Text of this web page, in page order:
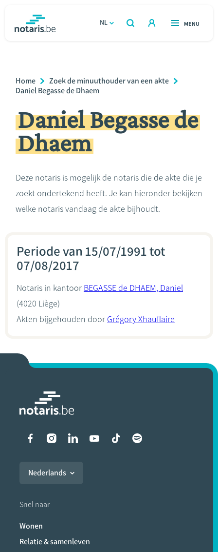
gaan
NL
OPEN
ZOEKEN
OPEN
MENU
Relatie & samenleven
Erven & schenken
Ondernemen
Rekenmodules
Breadcrumb
Home
Zoek de minuuthouder van een akte
Daniel Begasse de Dhaem
Daniel Begasse de
Dhaem
Deze notaris is mogelijk de notaris die de akte die je
zoekt ondertekend heeft. Je kan hieronder bekijken
welke notaris vandaag de akte bijhoudt.
Periode van 15/07/1991 tot
07/08/2017
Notaris in kantoor BEGASSE de DHAEM, Daniel
(4020 Liège)
Akten bijgehouden door Grégory Xhauflaire
Liens vers les réseaux
Nederlands
Snel naar
Wonen
Relatie & samenleven